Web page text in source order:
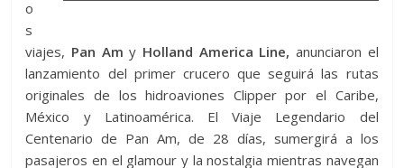
o
s
viajes, Pan Am y Holland America Line, anunciaron el
lanzamiento del primer crucero que seguirá las rutas
originales de los hidroaviones Clipper por el Caribe,
México y Latinoamérica. El Viaje Legendario del
Centenario de Pan Am, de 28 días, sumergirá a los
pasajeros en el glamour y la nostalgia mientras navegan